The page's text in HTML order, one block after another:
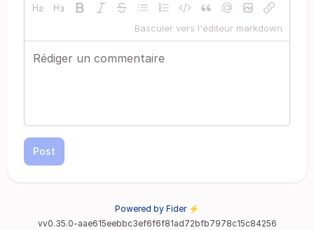
Basculer vers l'éditeur markdown
Post
Powered by Fider ⚡
vv0.35.0-aae615eebbc3ef6f6f81ad72bfb7978c15c84256